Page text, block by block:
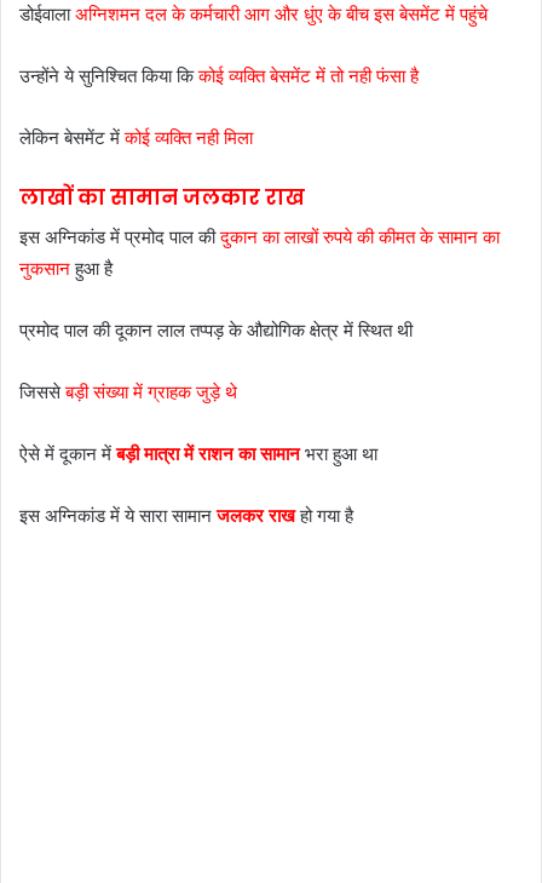
डोईवालाअग्निशमन दल के कर्मचारी आग और धुंए के बीच इस बेसमेंट में पहुंचे
उन्होंने ये सुनिश्चित किया किकोई व्यक्ति बेसमेंट में तो नही फंसा है
लेकिन बेसमेंट मेंकोई व्यक्ति नही मिला
लाखों का सामान जलकार राख
इस अग्निकांड में प्रमोद पाल कीदुकान का लाखों रुपये की कीमत के सामान का
नुकसानहुआ है
प्रमोद पाल की दूकान लाल तप्पड़ के औद्योगिक क्षेत्र में स्थित थी
जिससेबड़ी संख्या में ग्राहक जुड़े थे
ऐसे में दूकान मेंबड़ी मात्रा में राशन का सामानभरा हुआ था
इस अग्निकांड में ये सारा सामानजलकर राखहो गया है